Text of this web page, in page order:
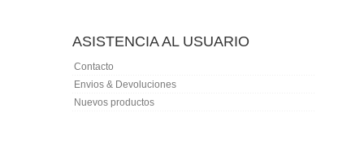
ASISTENCIA AL USUARIO
Contacto
Envios & Devoluciones
Nuevos productos